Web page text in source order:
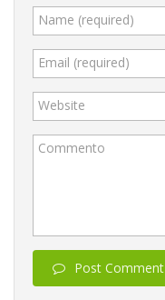
Name (required)
Email (required)
Website
Commento
Post Comment